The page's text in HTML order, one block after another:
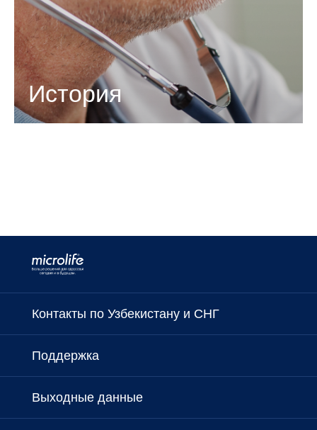
История
Контакты по Узбекистану и СНГ
Поддержка
Выходные данные